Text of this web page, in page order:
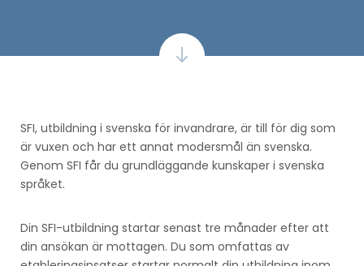
SFI, utbildning i svenska för invandrare, är till för dig som
är vuxen och har ett annat modersmål än svenska.
Genom SFI får du grundläggande kunskaper i svenska
språket.
Din SFI-utbildning startar senast tre månader efter att
din ansökan är mottagen. Du som omfattas av